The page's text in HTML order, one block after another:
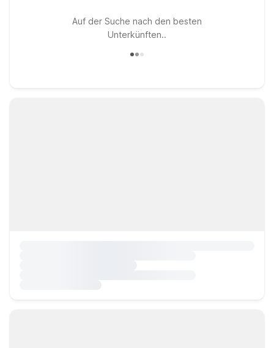
Auf der Suche nach den besten
Unterkünften..